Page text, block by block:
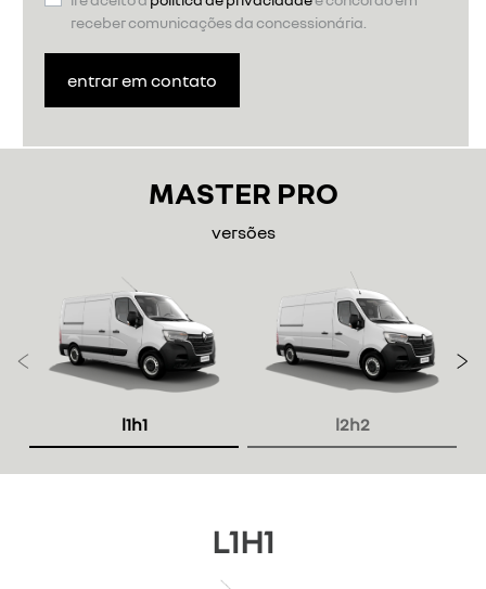
receber comunicações da concessionária.
entrar em contato
MASTER PRO
versões
l1h1 l2h2
Anterior
L1H1